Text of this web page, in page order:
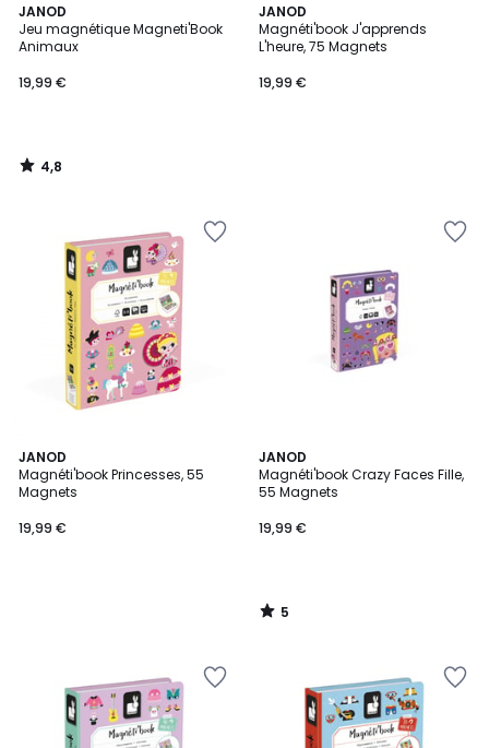
JANOD
Jeu magnétique Magneti'Book
Animaux
19,99 €
4,8
/ 5
4,8
/
JANOD
Magnéti'book J'apprends
L'heure, 75 Magnets
19,99 €
JANOD
Magnéti'book Princesses, 55
Magnets
19,99 €
JANOD
Magnéti'book Crazy Faces Fille,
55 Magnets
19,99 €
5
/
5
5
/